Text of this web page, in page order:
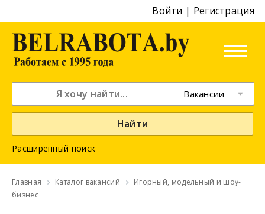
Войти | Регистрация
Вакансии
Найти
Расширенный поиск
Главная Каталог вакансий
Игорный, модельный и шоу-
бизнес